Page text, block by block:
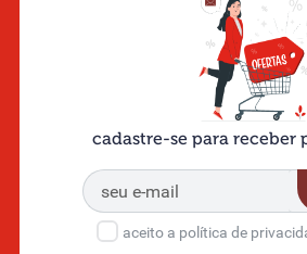
cadastre-se para receber
aceito a política de